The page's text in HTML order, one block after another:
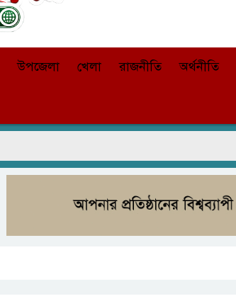
উপজেলা খেলা রাজনীতি অর্থনীতি